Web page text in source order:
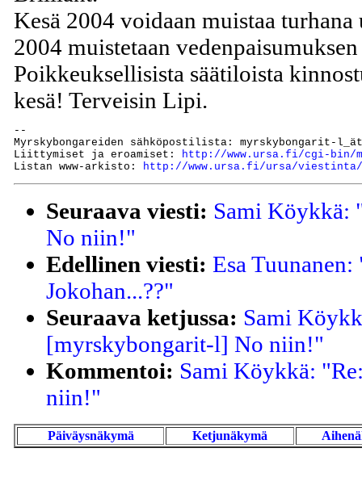
Kesä 2004 voidaan muistaa turhana
2004 muistetaan
Poikkeuksellisista säätiloista
kesä! Terveisin Lipi.
--
Myrskybongareiden sähköpostilista: myrskybongarit-
Liittymiset ja eroamiset:
http://www.ursa.fi/cgi-bin/
Listan www-arkisto:
http://www.ursa.fi/ursa/viestinta/
Seuraava viesti: Sami Köykkä:
No niin!"
Edellinen viesti: Esa
Jokohan...??"
Seuraava ketjussa: Sami
[myrskybongarit-l] No niin!"
Kommentoi: Sami Köykkä:
niin!"
Päiväysnäkymä Ketjunäkymä